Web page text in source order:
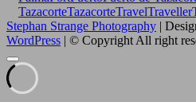
TazacorteTazacorteTravelTraveller
Stephan Strange Photography |
WordPress | © Copyright All right